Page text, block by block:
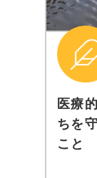
医療
ちを
こと